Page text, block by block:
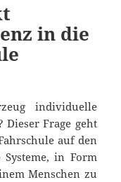
in die
individuelle
Dieser Frage geht
auf den
in Form
Menschen zu